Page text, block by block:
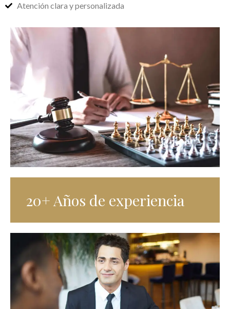
Atención clara y personalizada
20+ Años de experiencia